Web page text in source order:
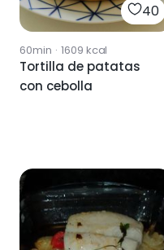
40
60min · 1609 kcal
Tortilla de patatas
con cebolla